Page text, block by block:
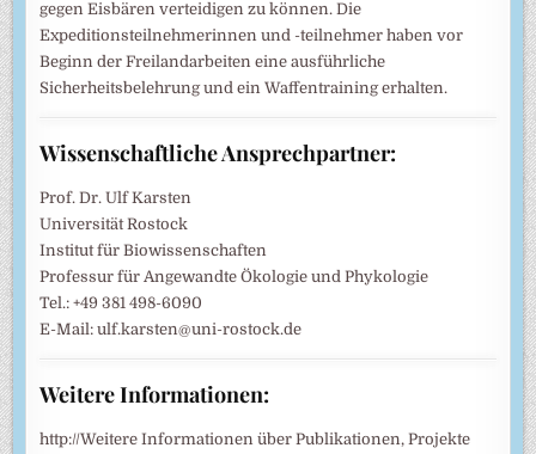
gegen Eisbären verteidigen zu können. Die
Expeditionsteilnehmerinnen und -teilnehmer haben vor
Beginn der Freilandarbeiten eine ausführliche
Sicherheitsbelehrung und ein Waffentraining erhalten.
Wissenschaftliche Ansprechpartner:
Prof. Dr. Ulf Karsten
Universität Rostock
Institut für Biowissenschaften
Professur für Angewandte Ökologie und Phykologie
Tel.: +49 381 498-6090
E-Mail: ulf.karsten@uni-rostock.de
Weitere Informationen:
http://Weitere Informationen über Publikationen, Projekte